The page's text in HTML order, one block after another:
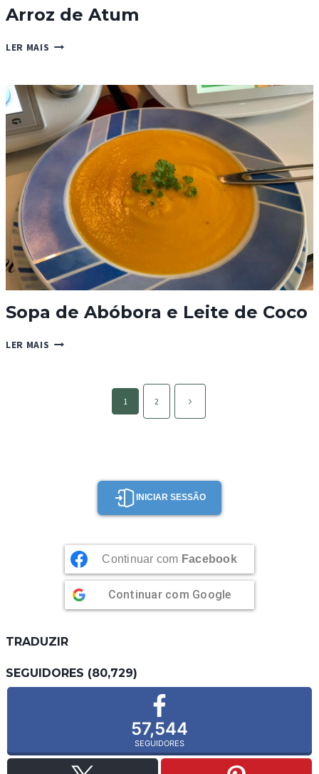
Arroz de Atum
LER MAIS ARROZ
Sopa de Abóbora e Leite de Coco
LER MAIS SOPA
1 2
Página
seguinte
INICIAR SESSÃO
Continuar com Facebook
Continuar com Google
TRADUZIR
SEGUIDORES (80,729)
57,544
SEGUIDORES